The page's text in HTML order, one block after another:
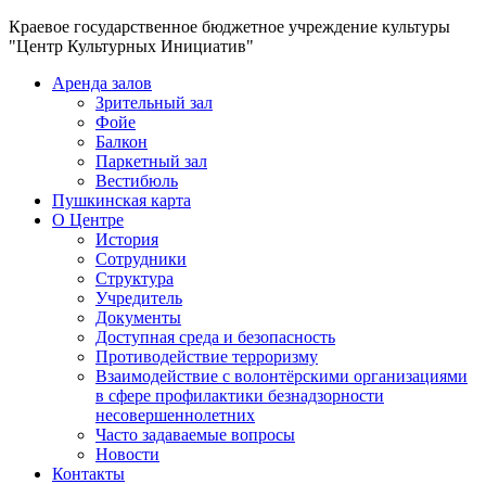
Краевое государственное бюджетное учреждение культуры
"Центр Культурных Инициатив"
Аренда залов
Зрительный зал
Фойе
Балкон
Паркетный зал
Вестибюль
Пушкинская карта
О Центре
История
Сотрудники
Структура
Учредитель
Документы
Доступная среда и безопасность
Противодействие терроризму
Взаимодействие с волонтёрскими организациями
в сфере профилактики безнадзорности
несовершеннолетних
Часто задаваемые вопросы
Новости
Контакты